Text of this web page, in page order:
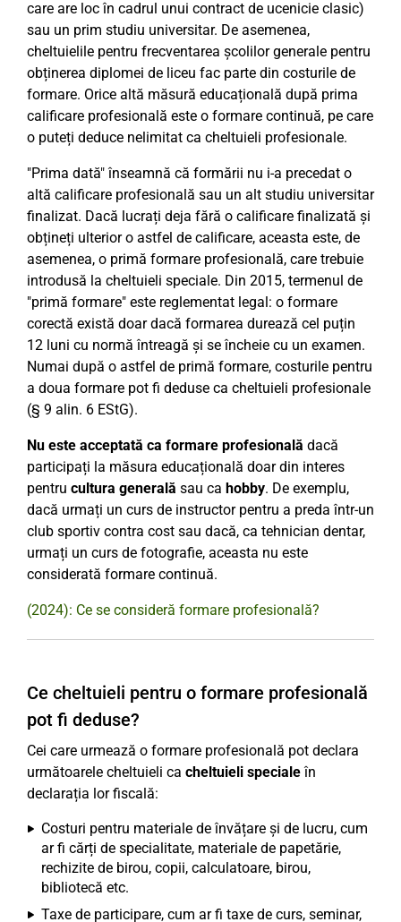
care are loc în cadrul unui contract de ucenicie clasic)
sau un prim studiu universitar. De asemenea,
cheltuielile pentru frecventarea școlilor generale pentru
obținerea diplomei de liceu fac parte din costurile de
formare. Orice altă măsură educațională după prima
calificare profesională este o formare continuă, pe care
o puteți deduce nelimitat ca cheltuieli profesionale.
"Prima dată" înseamnă că formării nu i-a precedat o
altă calificare profesională sau un alt studiu universitar
finalizat. Dacă lucrați deja fără o calificare finalizată și
obțineți ulterior o astfel de calificare, aceasta este, de
asemenea, o primă formare profesională, care trebuie
introdusă la cheltuieli speciale. Din 2015, termenul de
"primă formare" este reglementat legal: o formare
corectă există doar dacă formarea durează cel puțin
12 luni cu normă întreagă și se încheie cu un examen.
Numai după o astfel de primă formare, costurile pentru
a doua formare pot fi deduse ca cheltuieli profesionale
(§ 9 alin. 6 EStG).
Nu este acceptată ca formare profesională dacă
participați la măsura educațională doar din interes
pentru cultura generală sau ca hobby. De exemplu,
dacă urmați un curs de instructor pentru a preda într-un
club sportiv contra cost sau dacă, ca tehnician dentar,
urmați un curs de fotografie, aceasta nu este
considerată formare continuă.
(2024): Ce se consideră formare profesională?
Ce cheltuieli pentru o formare profesională
pot fi deduse?
Cei care urmează o formare profesională pot declara
următoarele cheltuieli ca cheltuieli specialeîn
declarația lor fiscală:
Costuri pentru materiale de învățare și de lucru, cum
ar fi cărți de specialitate, materiale de papetărie,
rechizite de birou, copii, calculatoare, birou,
bibliotecă etc.
Taxe de participare, cum ar fi taxe de curs, seminar,